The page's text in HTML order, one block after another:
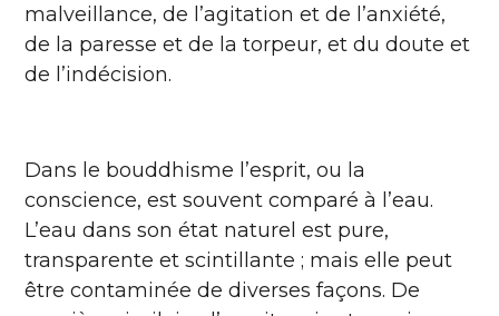
malveillance, de l’agitation et de l’anxiété,
de la paresse et de la torpeur, et du doute et
de l’indécision.
Dans le bouddhisme l’esprit, ou la
conscience, est souvent comparé à l’eau.
L’eau dans son état naturel est pure,
transparente et scintillante ; mais elle peut
être contaminée de diverses façons. De